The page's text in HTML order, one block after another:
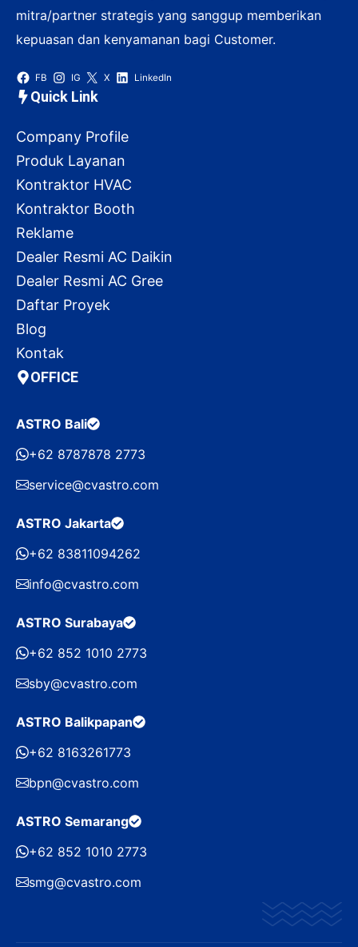
mitra/partner strategis yang sanggup memberikan
kepuasan dan kenyamanan bagi Customer.
FB IG X LinkedIn
Quick Link
Company Profile
Produk Layanan
Kontraktor HVAC
Kontraktor Booth
Reklame
Dealer Resmi AC Daikin
Dealer Resmi AC Gree
Daftar Proyek
Blog
Kontak
OFFICE
ASTRO Bali
+62 8787878 2773
service@cvastro.com
ASTRO Jakarta
+62 83811094262
info@cvastro.com
ASTRO Surabaya
+62 852 1010 2773
sby@cvastro.com
ASTRO Balikpapan
+62 8163261773
bpn@cvastro.com
ASTRO Semarang
+62 852 1010 2773
smg@cvastro.com